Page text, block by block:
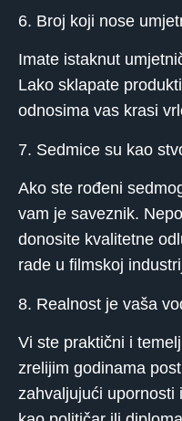
6. Broj koji nose
Imate istaknut
Lako sklapate
odnosima vas krasi
7. Sedmice su kao
Ako ste rođeni
vam je saveznik.
donosite kvalitetne
rade u filmskoj
8. Realnost je vaša
Vi ste praktični i
zrelijim godinama
zahvaljujući upornosti